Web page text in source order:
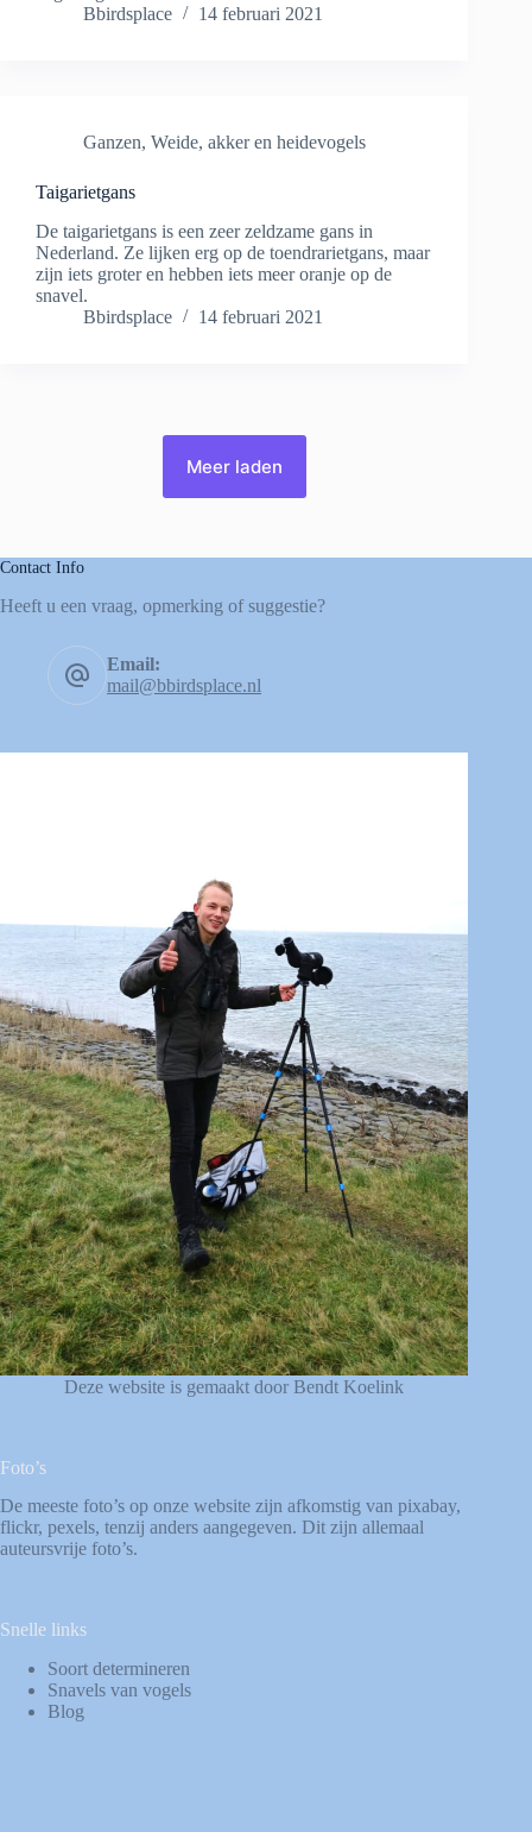
Bbirdsplace
14 februari 2021
Ganzen, Weide, akker en heidevogels
Taigarietgans
De taigarietgans is een zeer zeldzame gans in
Nederland. Ze lijken erg op de toendrarietgans, maar
zijn iets groter en hebben iets meer oranje op de
snavel.
Bbirdsplace
14 februari 2021
Meer laden
Contact Info
Heeft u een vraag, opmerking of suggestie?
Email:
mail@bbirdsplace.nl
Deze website is gemaakt door Bendt Koelink
Foto’s
De meeste foto’s op onze website zijn afkomstig van pixabay,
flickr, pexels, tenzij anders aangegeven. Dit zijn allemaal
auteursvrije foto’s.
Snelle links
Soort determineren
Snavels van vogels
Blog